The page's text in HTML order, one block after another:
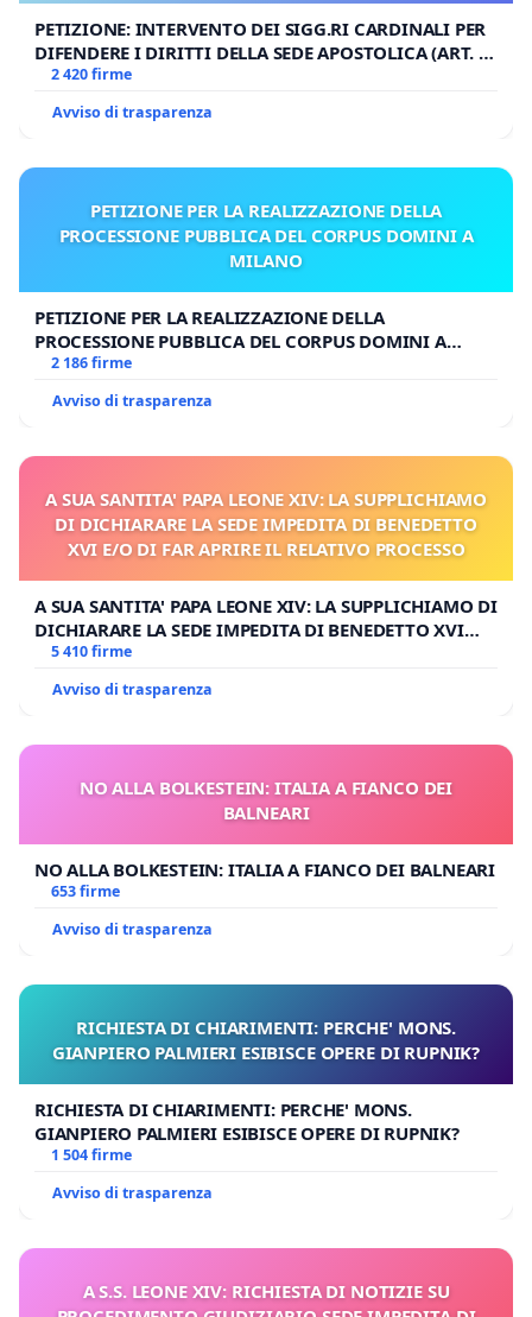
PETIZIONE: INTERVENTO DEI SIGG.RI CARDINALI PER
DIFENDERE I DIRITTI DELLA SEDE APOSTOLICA (ART. 3
UDG)
2 420 firme
Avviso di trasparenza
PETIZIONE PER LA REALIZZAZIONE DELLA
PROCESSIONE PUBBLICA DEL CORPUS DOMINI A
MILANO
PETIZIONE PER LA REALIZZAZIONE DELLA
PROCESSIONE PUBBLICA DEL CORPUS DOMINI A
MILANO
2 186 firme
Avviso di trasparenza
A SUA SANTITA' PAPA LEONE XIV: LA SUPPLICHIAMO
DI DICHIARARE LA SEDE IMPEDITA DI BENEDETTO
XVI E/O DI FAR APRIRE IL RELATIVO PROCESSO
A SUA SANTITA' PAPA LEONE XIV: LA SUPPLICHIAMO DI
DICHIARARE LA SEDE IMPEDITA DI BENEDETTO XVI
E/O DI FAR APRIRE IL RELATIVO PROCESSO
5 410 firme
Avviso di trasparenza
NO ALLA BOLKESTEIN: ITALIA A FIANCO DEI
BALNEARI
NO ALLA BOLKESTEIN: ITALIA A FIANCO DEI BALNEARI
653 firme
Avviso di trasparenza
RICHIESTA DI CHIARIMENTI: PERCHE' MONS.
GIANPIERO PALMIERI ESIBISCE OPERE DI RUPNIK?
RICHIESTA DI CHIARIMENTI: PERCHE' MONS.
GIANPIERO PALMIERI ESIBISCE OPERE DI RUPNIK?
1 504 firme
Avviso di trasparenza
A S.S. LEONE XIV: RICHIESTA DI NOTIZIE SU